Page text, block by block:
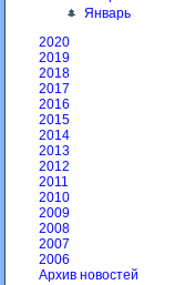
Январь
2020
2019
2018
2017
2016
2015
2014
2013
2012
2011
2010
2009
2008
2007
2006
Архив новостей